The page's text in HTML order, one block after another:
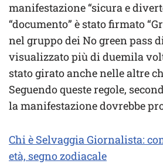
manifestazione “sicura e
“documento” è stato firmato
nel gruppo dei No green pass
visualizzato più di duemila
stato girato anche nelle altre
Seguendo queste regole,
la manifestazione dovrebbe
Chi è Selvaggia Giornalista:
età, segno zodiacale